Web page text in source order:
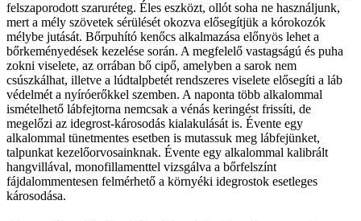
felszaporodott szaruréteg. Éles eszközt, ollót soha ne használjunk,
mert a mély szövetek sérülését okozva elősegítjük a kórokozók
mélybe jutását. Bőrpuhító kenőcs alkalmazása előnyös lehet a
bőrkeményedések kezelése során. A megfelelő vastagságú és puha
zokni viselete, az orrában bő cipő, amelyben a sarok nem
csúszkálhat, illetve a lúdtalpbetét rendszeres viselete elősegíti a láb
védelmét a nyíróerőkkel szemben. A naponta több alkalommal
ismételhető lábfejtorna nemcsak a vénás keringést frissíti, de
megelőzi az idegrost-károsodás kialakulását is. Évente egy
alkalommal tünetmentes esetben is mutassuk meg lábfejünket,
talpunkat kezelőorvosainknak. Évente egy alkalommal kalibrált
hangvillával, monofillamenttel vizsgálva a bőrfelszínt
fájdalommentesen felmérhető a környéki idegrostok esetleges
károsodása.